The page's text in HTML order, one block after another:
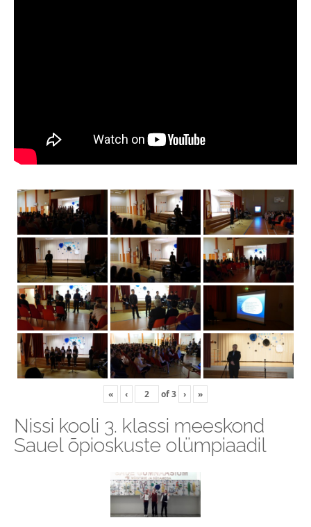
« ‹ of3 › »
Nissi kooli 3. klassi meeskond
Sauel õpioskuste olümpiaadil